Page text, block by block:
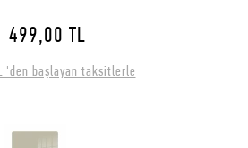
499,00 TL
'den başlayan taksitlerle